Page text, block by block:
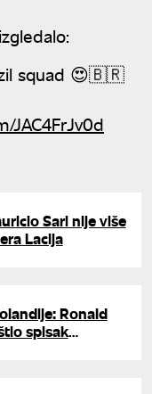
squad 😍🇧🇷
JAC4FrJv0d
Sari nije više
Lacija
Ronald
spisak